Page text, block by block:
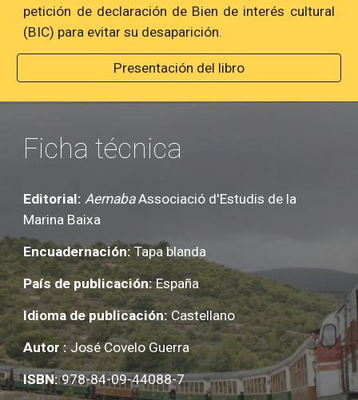
petición de declaración de Bien de interés cultural
(BIC) para evitar su desaparición.
Presentación del libro
Ficha técnica
Editorial:AemabaAssociació d'Estudis de la
Marina Baixa
Encuadernación:Tapa blanda
País de publicación:España
Idioma de publicación: Castellano
Autor :José Covelo Guerra
ISBN:978-84-09-44088-7